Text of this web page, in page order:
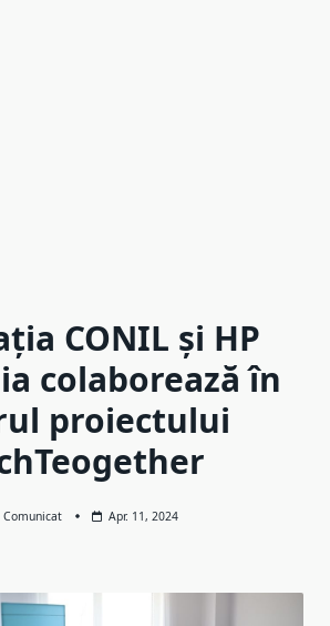
CONIL și HP
colaborează în
proiectului
Comunicat Apr. 11, 2024